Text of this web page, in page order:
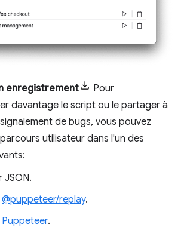
enregistrement
Pour
davantage le script ou le partager à
de bugs, vous pouvez
utilisateur dans l'un des
JSON.
@puppeteer/replay.
Puppeteer.